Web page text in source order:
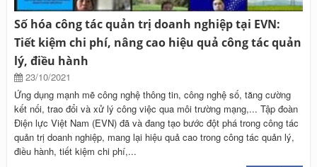
Số hóa công tác quản trị doanh nghiệp tại EVN:
Tiết kiệm chi phí, nâng cao hiệu quả công tác quản
lý, điều hành
23/10/2021
Ứng dụng mạnh mẽ công nghệ thông tin, công nghệ số, tăng cường
kết nối, trao đổi và xử lý công việc qua môi trường mạng,... Tập đoàn
Điện lực Việt Nam (EVN) đã và đang tạo bước đột phá trong công tác
quản trị doanh nghiệp, mang lại hiệu quả cao trong công tác quản lý,
điều hành, tiết kiệm chi phí,...